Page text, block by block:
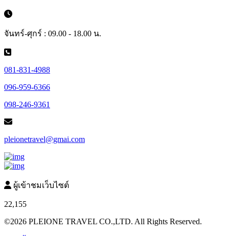
จันทร์-ศุกร์ : 09.00 - 18.00 น.
081-831-4988
096-959-6366
098-246-9361
pleionetravel@gmai.com
ผู้เข้าชมเว็บไซต์
22,155
©2026 PLEIONE TRAVEL CO.,LTD. All Rights Reserved.